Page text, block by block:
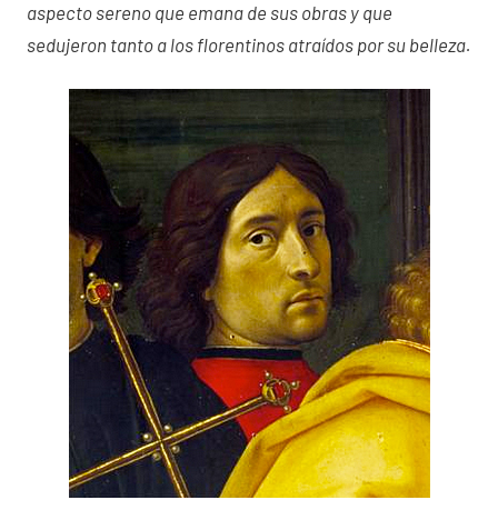
aspecto sereno que emana de sus obras y que
sedujeron tanto a los florentinos atraídos por su belleza.